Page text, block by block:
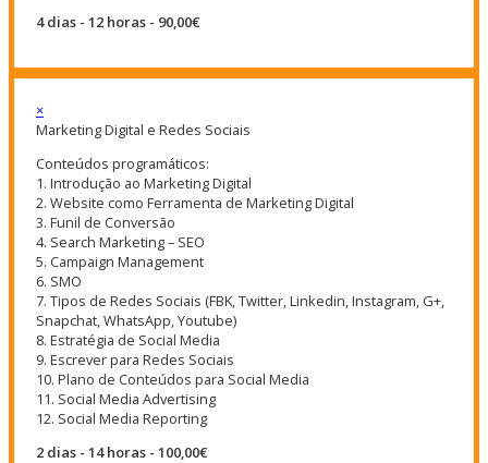
4 dias - 12 horas - 90,00€
×
Marketing Digital e Redes Sociais
Conteúdos programáticos:
1. Introdução ao Marketing Digital
2. Website como Ferramenta de Marketing Digital
3. Funil de Conversão
4. Search Marketing – SEO
5. Campaign Management
6. SMO
7. Tipos de Redes Sociais (FBK, Twitter, Linkedin, Instagram, G+,
Snapchat, WhatsApp, Youtube)
8. Estratégia de Social Media
9. Escrever para Redes Sociais
10. Plano de Conteúdos para Social Media
11. Social Media Advertising
12. Social Media Reporting
2 dias - 14 horas - 100,00€